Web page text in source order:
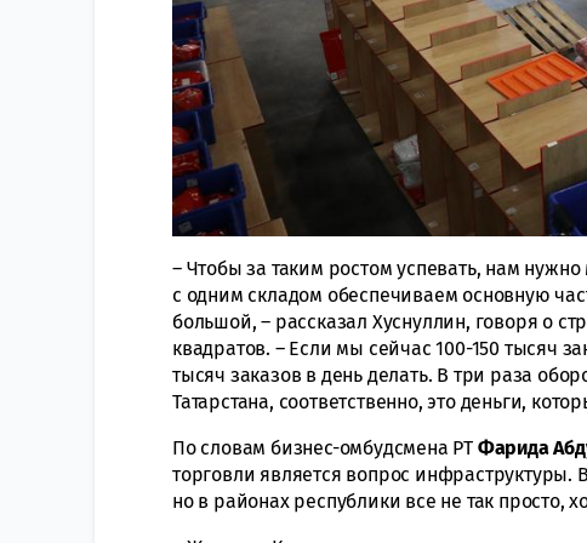
– Чтобы за таким ростом успевать, нам
с одним складом обеспечиваем основную
большой, – рассказал Хуснуллин, говоря о
квадратов. – Если мы сейчас 100-150 тысяч
тысяч заказов в день делать. В три раза
Татарстана, соответственно, это деньги,
По словам бизнес-омбудсмена РТ Фарида
торговли является вопрос инфраструктуры.
но в районах республики все не так просто,